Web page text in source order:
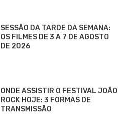
SESSÃO DA TARDE DA SEMANA:
OS FILMES DE 3 A 7 DE AGOSTO
DE 2026
ONDE ASSISTIR O FESTIVAL JOÃO
ROCK HOJE: 3 FORMAS DE
TRANSMISSÃO